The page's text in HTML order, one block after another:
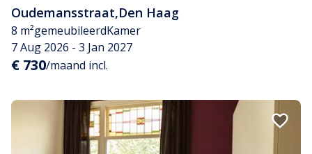
Oudemansstraat,Den Haag
8 m²gemeubileerdKamer
7 Aug 2026 - 3 Jan 2027
€ 730/maand incl.